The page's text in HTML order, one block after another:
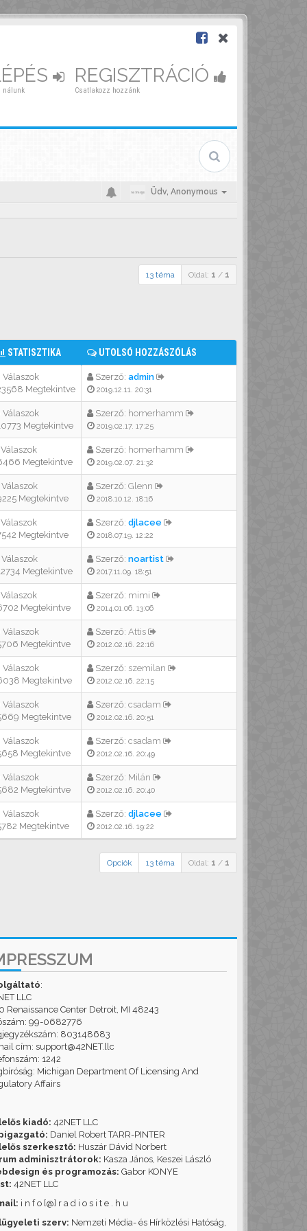
nálunk
REGISZTRÁCIÓ
Csatlakozz hozzánk
Üdv, Anonymous
13 téma Oldal: 1 / 1
STATISZTIKA UTOLSÓ HOZZÁSZÓLÁS
Válaszok
Megtekintve
Szerző: admin
2019.12.11. 20:31
Válaszok
Megtekintve
Szerző: homerhamm
2019.02.17. 17:25
Válaszok
Megtekintve
Szerző: homerhamm
2019.02.07. 21:32
Válaszok
Megtekintve
Szerző: Glenn
2018.10.12. 18:16
Válaszok
Megtekintve
Szerző: djlacee
2018.07.19. 12:22
Válaszok
Megtekintve
Szerző: noartist
2017.11.09. 18:51
Válaszok
Megtekintve
Szerző: mimi
2014.01.06. 13:06
Válaszok
Megtekintve
Szerző: Attis
2012.02.16. 22:16
Válaszok
Megtekintve
Szerző: szemilan
2012.02.16. 22:15
Válaszok
Megtekintve
Szerző: csadam
2012.02.16. 20:51
Válaszok
Megtekintve
Szerző: csadam
2012.02.16. 20:49
Válaszok
Megtekintve
Szerző: Milán
2012.02.16. 20:40
Válaszok
Megtekintve
Szerző: djlacee
2012.02.16. 19:22
Opciók 13 téma Oldal: 1 / 1
:
LLC
Renaissance Center Detroit, MI 48243
99-0682776
803148683
cím: support@42NET.llc
1242
Michigan Department Of Licensing And
Affairs
kiadó: 42NET LLC
Daniel Robert TARR-PINTER
szerkesztő: Huszár Dávid Norbert
adminisztrátorok: Kasza János, Keszei László
és programozás: Gabor KONYE
42NET LLC
i n f o [@] r a d i o s i t e . h u
szerv: Nemzeti Média- és Hírközlési Hatóság,